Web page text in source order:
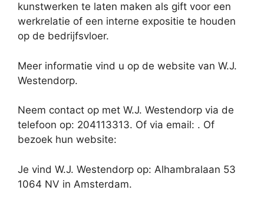
kunstwerken te laten maken als gift voor een
werkrelatie of een interne expositie te houden
op de bedrijfsvloer.
Meer informatie vind u op de website van W.J.
Westendorp.
Neem contact op met W.J. Westendorp via de
telefoon op: 204113313. Of via email: . Of
bezoek hun website:
Je vind W.J. Westendorp op: Alhambralaan 53
1064 NV in Amsterdam.